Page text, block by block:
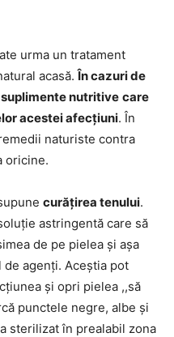
urma un tratament
acasă.În cazuri de
suplimente nutritive care
acestei afecțiuni. În
naturiste contra
oricine.
curățirea tenului.
astringentă care să
de pe pielea și așa
agenți. Aceștia pot
și opri pielea ,,să
punctele negre, albe și
sterilizat în prealabil zona